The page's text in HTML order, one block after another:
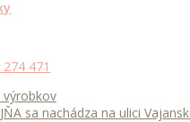
471
sa nachádza na ulici